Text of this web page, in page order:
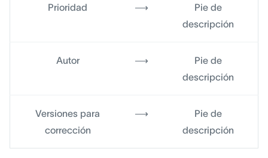
Prioridad ⟶
Pie de
descripción
Autor ⟶
Pie de
descripción
Versiones para
corrección
⟶
Pie de
descripción